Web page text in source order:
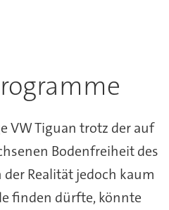
VW Tiguan trotz der auf
Bodenfreiheit des
der Realität jedoch kaum
finden dürfte, könnte